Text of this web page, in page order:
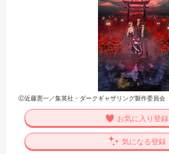
Ⓒ近藤憲一／集英社・ダークギャザリング製作委員会
お気に入り登録
気になる登録